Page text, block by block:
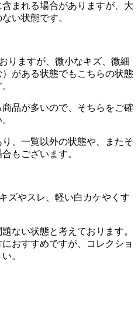
まれる場合がありますが、大
い状態です。
りますが、微小なキズ、微細
がある状態でもこちらの状態
品が多いので、そちらをご確
、一覧以外の状態や、またそ
もございます。
ズやスレ、軽い白カケやくす
ない状態と考えております。
おすすめですが、コレクショ
。